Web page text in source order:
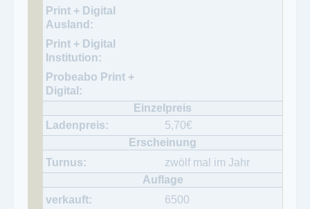
5,70€
zwölf mal im Jahr
6500